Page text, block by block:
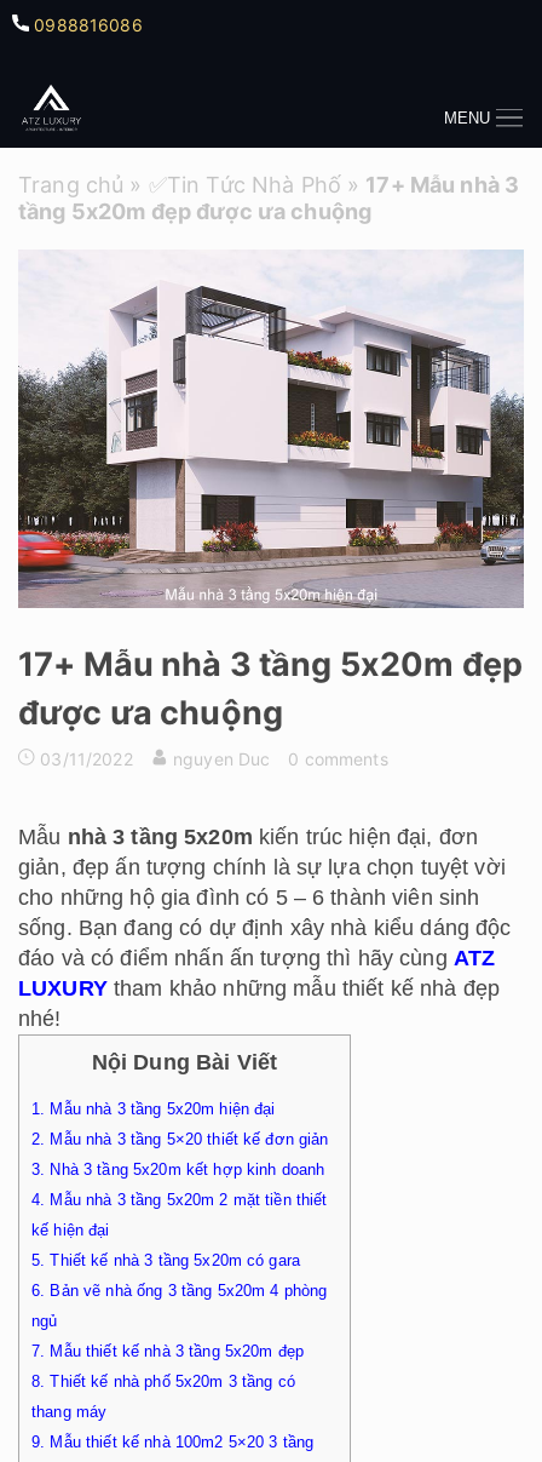
0988816086
MENU
Trang chủ » ✅Tin Tức Nhà Phố » 17+ Mẫu nhà 3
tầng 5x20m đẹp được ưa chuộng
17+ Mẫu nhà 3 tầng 5x20m đẹp
được ưa chuộng
03/11/2022 nguyen Duc 0 comments
Mẫu nhà 3 tầng 5x20m kiến trúc hiện đại, đơn
giản, đẹp ấn tượng chính là sự lựa chọn tuyệt vời
cho những hộ gia đình có 5 – 6 thành viên sinh
sống. Bạn đang có dự định xây nhà kiểu dáng độc
đáo và có điểm nhấn ấn tượng thì hãy cùng ATZ
LUXURYtham khảo những mẫu thiết kế nhà đẹp
nhé!
Nội Dung Bài Viết
1. Mẫu nhà 3 tầng 5x20m hiện đại
2. Mẫu nhà 3 tầng 5×20 thiết kế đơn giản
3. Nhà 3 tầng 5x20m kết hợp kinh doanh
4. Mẫu nhà 3 tầng 5x20m 2 mặt tiền thiết
kế hiện đại
5. Thiết kế nhà 3 tầng 5x20m có gara
6. Bản vẽ nhà ống 3 tầng 5x20m 4 phòng
ngủ
7. Mẫu thiết kế nhà 3 tầng 5x20m đẹp
8. Thiết kế nhà phố 5x20m 3 tầng có
thang máy
9. Mẫu thiết kế nhà 100m2 5×20 3 tầng